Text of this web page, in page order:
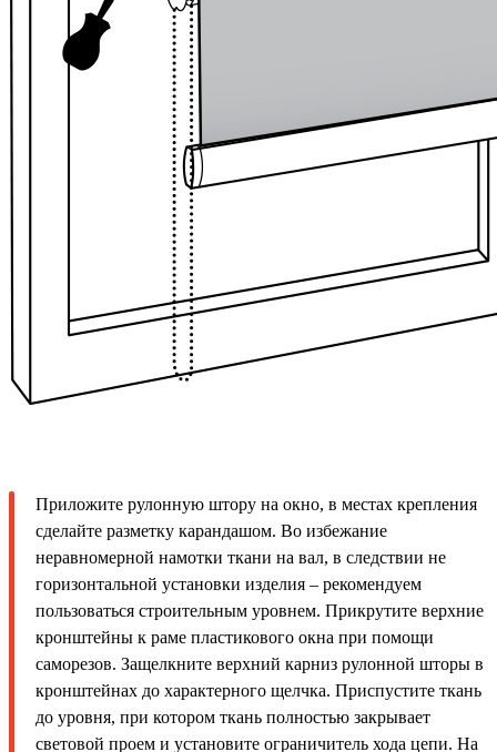
Приложите рулонную штору на окно, в местах крепления
сделайте разметку карандашом. Во избежание
неравномерной намотки ткани на вал, в следствии не
горизонтальной установки изделия – рекомендуем
пользоваться строительным уровнем. Прикрутите верхние
кронштейны к раме пластикового окна при помощи
саморезов. Защелкните верхний карниз рулонной шторы в
кронштейнах до характерного щелчка. Приспустите ткань
до уровня, при котором ткань полностью закрывает
световой проем и установите ограничитель хода цепи. На